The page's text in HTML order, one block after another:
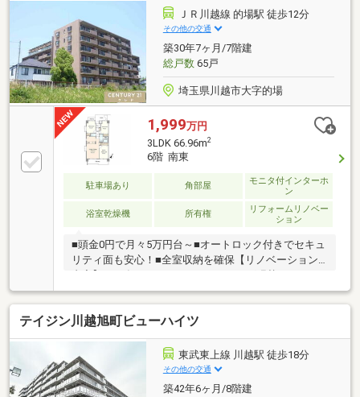
ＪＲ川越線 的場駅 徒歩12分
その他の交通
築30年7ヶ月/7階建
総戸数65戸
埼玉県川越市大字的場
1,999万円
3LDK 66.96m2
6階 南東
駐車場あり 角部屋
モニタ付インターホ
ン
浴室乾燥機 所有権
リフォームリノベー
ション
■頭金0円で月々5万円台～■オートロック付きでセキュ
リティ面も安心！■全室収納を確保【リノベーション
内容】2026年9月クロス・フローリング張替、キッチ
ン・ユニットバス・トイレ・洗面台交換電気設備・建
具・給湯器・洗濯防水パン・浴室換気乾燥暖房機交
換、ハウスクリーニング 他【周辺環境】・霞ヶ関東
小学校…徒歩12分・霞ヶ関東中学校…徒歩9分・ファミ
リーマート…徒歩8分・ベルク…徒歩19分頭金や諸費用
を始め、計画的な月々のお支払いに至るまで丁寧にご
説明させて頂きます。提携銀行にて住宅ローン金利の
テイジン川越旭町ビューハイツ
東武東上線 川越駅 徒歩18分
その他の交通
築42年6ヶ月/8階建